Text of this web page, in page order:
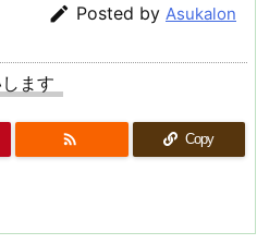
 Posted by Asukalon
ます
 Copy